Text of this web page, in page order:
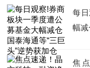
每
幅减
焦